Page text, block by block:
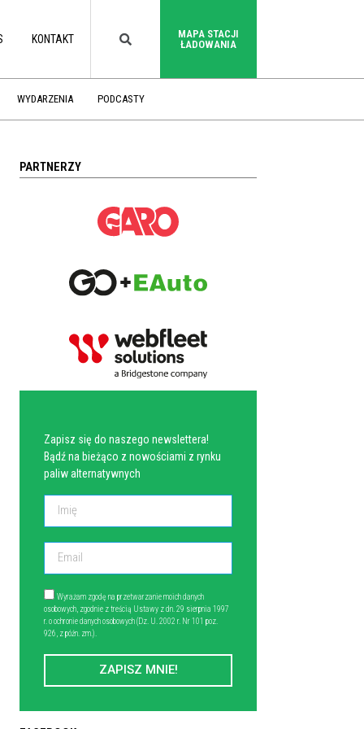
KONTAKT
MAPA STACJI
ŁADOWANIA
WYDARZENIA PODCASTY
PARTNERZY
Zapisz się do naszego newslettera!
Bądź na bieżąco z nowościami z rynku
paliw alternatywnych
Wyrażam zgodę na przetwarzanie moich danych
osobowych, zgodnie z treścią Ustawy z dn. 29 sierpnia 1997
r. o ochronie danych osobowych (Dz. U. 2002 r. Nr 101 poz.
926, z późn. zm.).
ZAPISZ MNIE!